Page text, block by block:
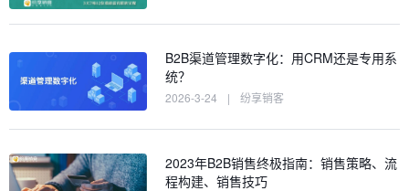
B2B渠道管理数字化：用CRM还是专用系
统？
2026-3-24 | 纷享销客
2023年B2B销售终极指南：销售策略、流
程构建、销售技巧